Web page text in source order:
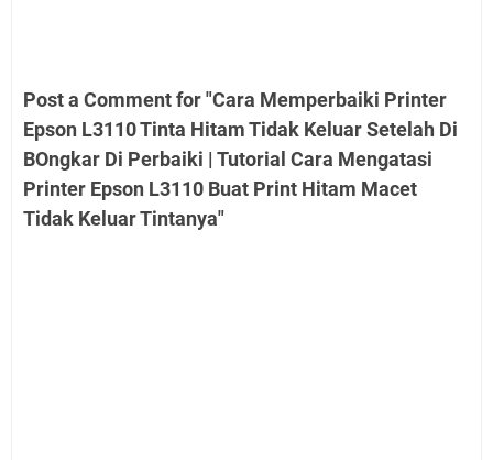
Post a Comment for "Cara Memperbaiki Printer
Epson L3110 Tinta Hitam Tidak Keluar Setelah Di
BOngkar Di Perbaiki | Tutorial Cara Mengatasi
Printer Epson L3110 Buat Print Hitam Macet
Tidak Keluar Tintanya"